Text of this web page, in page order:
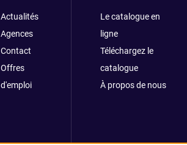
Actualités
Agences
Contact
Offres
d'emploi
Le catalogue en
ligne
Téléchargez le
catalogue
À propos de nous